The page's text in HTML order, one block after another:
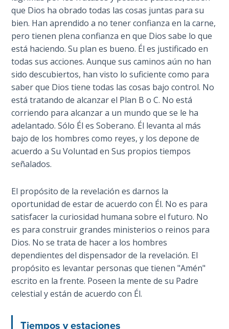
Dr. Luke:
Healing
the
Breaches
- Book 7
Dr. Luke:
Healing
the
Breaches
- Book 8
The Gospel
Manifesting
God’s Glory
- Book 1
The Gospel
of John:
Manifesting
God’s Glory
- Book 2
of John:
que Dios ha obrado todas las cosas juntas para su
bien. Han aprendido a no tener confianza en la carne,
pero tienen plena confianza en que Dios sabe lo que
está haciendo. Su plan es bueno. Él es justificado en
todas sus acciones. Aunque sus caminos aún no han
sido descubiertos, han visto lo suficiente como para
saber que Dios tiene todas las cosas bajo control. No
está tratando de alcanzar el Plan B o C. No está
corriendo para alcanzar a un mundo que se le ha
adelantado. Sólo Él es Soberano. Él levanta al más
bajo de los hombres como reyes, y los depone de
acuerdo a Su Voluntad en Sus propios tiempos
señalados.
El propósito de la revelación es darnos la
oportunidad de estar de acuerdo con Él. No es para
satisfacer la curiosidad humana sobre el futuro. No
es para construir grandes ministerios o reinos para
Dios. No se trata de hacer a los hombres
dependientes del dispensador de la revelación. El
propósito es levantar personas que tienen "Amén"
escrito en la frente. Poseen la mente de su Padre
celestial y están de acuerdo con Él.
Tiempos y estaciones